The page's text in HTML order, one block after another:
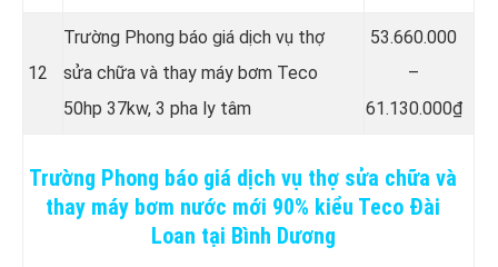
12
Trường Phong báo giá dịch vụ thợ
sửa chữa và thay máy bơm Teco
50hp 37kw, 3 pha ly tâm
53.660.000
–
61.130.000₫
Trường Phong báo giá dịch vụ thợ sửa chữa và
thay máy bơm nước mới 90% kiểu Teco Đài
Loan tại Bình Dương